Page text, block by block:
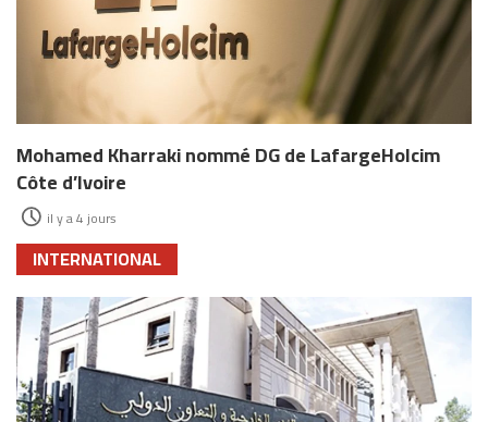
Mohamed Kharraki nommé DG de LafargeHolcim
Côte d’Ivoire
il y a 4 jours
INTERNATIONAL